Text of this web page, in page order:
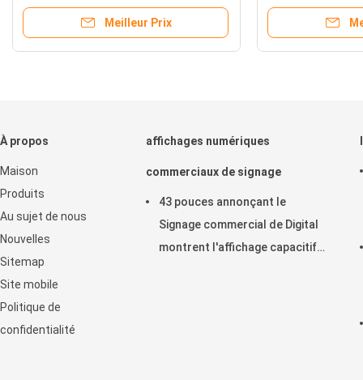
Meilleur Prix
liquides du réseau HD de
Meilleur Prix
À propos
Maison
Produits
Au sujet de nous
Nouvelles
Sitemap
Site mobile
Politique de
confidentialité
affichages numériques
commerciaux de signage
43 pouces annonçant le
Signage commercial de Digital
montrent l'affichage capacitif